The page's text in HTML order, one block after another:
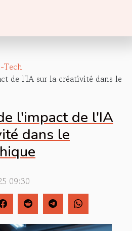
Tech
de l'IA sur la créativité dans le
l'impact de l'IA
dans le
09:30